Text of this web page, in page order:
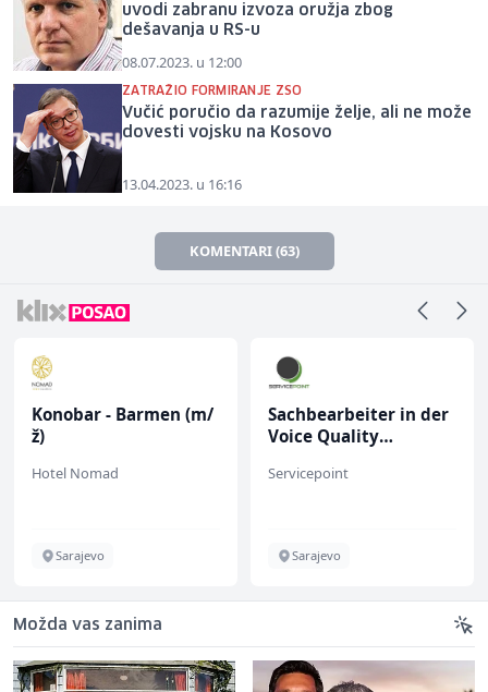
uvodi zabranu izvoza oružja zbog
dešavanja u RS-u
08.07.2023. u 12:00
ZATRAŽIO FORMIRANJE ZSO
Vučić poručio da razumije želje, ali ne može
dovesti vojsku na Kosovo
13.04.2023. u 16:16
KOMENTARI (63)
Konobar - Barmen (m/
ž)
Hotel Nomad
Sarajevo
Sachbearbeiter in der
Voice Quality
Servicepoint
Sarajevo
Možda vas zanima